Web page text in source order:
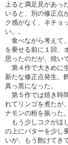
上ると満足見があっ
いると、別の修正点
ク感がなく、ネチョ
い。。
食べながら考えて
を乗せる前に１回、
思ったのだが、焼い
第４作で大きめに
新たな修正点発生。
真っ黒になった。
第５作では焼き時
れてリンゴを煮たが
ナモンの粉を振った。
もう少しコクがほ
の上にバターを少し
いが、もう飽けてき